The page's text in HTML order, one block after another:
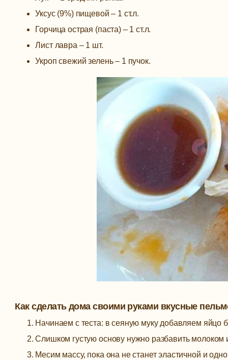
Уксус (9%) пищевой – 1 ст.л.
Горчица острая (паста) – 1 ст.л.
Лист лавра – 1 шт.
Укроп свежий зелень – 1 пучок.
Как сделать дома своими руками вкусные
Начинаем с теста: в сеяную муку добавляем яйцо
Слишком густую основу нужно разбавить молоком
Месим массу, пока она не станет эластичной и